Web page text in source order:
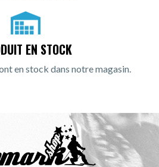
EN STOCK
en stock dans notre magasin.